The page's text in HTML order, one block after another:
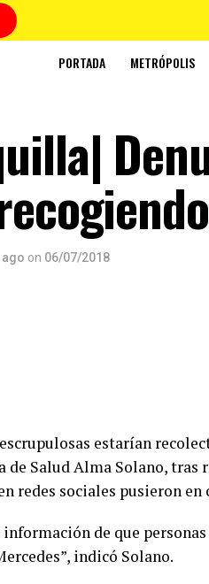
PORTADA METRÓPOLIS
ago on 06/07/2018
estarían
de Salud Alma Solano,
redes sociales pusieron
información de que
indicó Solano.